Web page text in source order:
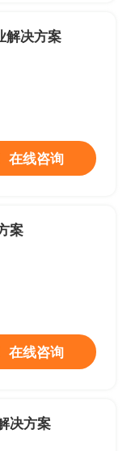
解决方案
在线咨询
案
在线咨询
决方案